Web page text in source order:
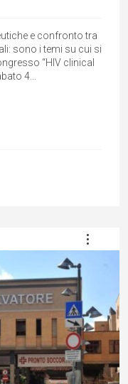
e confronto tra
sono i temi su cui si
“HIV clinical
4...